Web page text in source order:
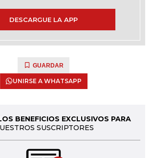
DESCARGUE LA APP
GUARDAR
UNIRSE A WHATSAPP
BENEFICIOS EXCLUSIVOS PARA
SUSCRIPTORES